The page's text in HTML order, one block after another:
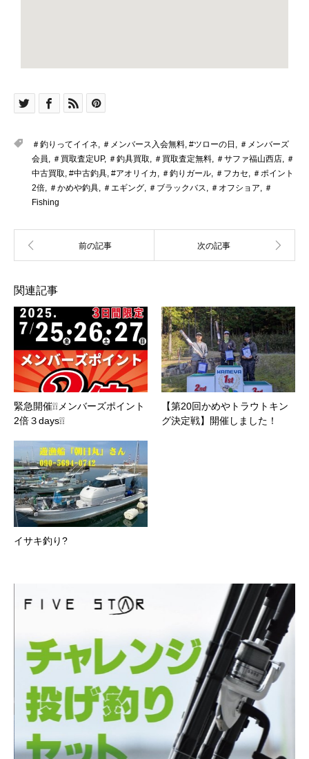
＃釣りってイイネ ＃メンバース入会無料 #ツローの日
＃メンバーズ
会員
＃買取査定UP, ＃釣具買取 ＃買取査定無料 ＃サファ福山西店
＃
中古買取 #中古釣具 #アオリイカ ＃釣りガール ＃フカセ
＃ポイント
2倍
＃かめや釣具 ＃エギング ＃ブラックバス ＃オフショア
＃
Fishing
関連記事
緊急開催❕❕メンバーズポイント
2倍３days❕❕
【第20回かめやトラウトキン
グ決定戦】開催しました！
イサキ釣り?